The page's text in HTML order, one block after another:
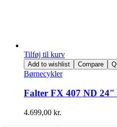
Tilføj til kurv
Add to wishlist Compare
Børnecykler
Falter FX 407 ND
4.699,00 kr.